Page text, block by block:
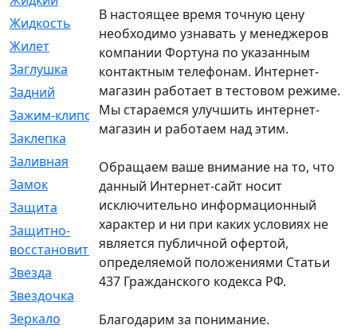
Жидкость
[80]
Жилет
[1]
Заглушка
[21]
Задний
[528]
Зажим-клипса
[1]
Заклепка
[1]
Заливная
[4]
Замок
[12]
Защита
[79]
Защитно-
восстановительный
[4]
Звезда
[1]
Звездочка
Зеркало
[369]
В настоящее время точную цену
необходимо узнавать у менеджеров
компании Фортуна по указанным
контактным телефонам. Интернет-
магазин работает в тестовом режиме.
Мы стараемся улучшить интернет-
магазин и работаем над этим.
Обращаем ваше внимание на то, что
данный Интернет-сайт носит
исключительно информационный
характер и ни при каких условиях не
является публичной офертой,
определяемой положениями Статьи
437 Гражданского кодекса РФ.
Благодарим за понимание.